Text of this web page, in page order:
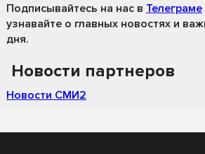
Подписывайтесь на нас в Телеграме
узнавайте о главных новостях и
дня.
Новости партнеров
Новости СМИ2